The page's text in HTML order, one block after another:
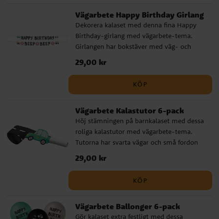
entrén. . ✔ Längd: ca 6 meter ✔ Motiv: ca
17 x 21 cm ✔ Girlang av FSC-certifierat
papper
Vägarbete Happy Birthday Girlang
Dekorera kalaset med denna fina Happy
Birthday-girlang med vägarbete-tema.
Girlangen har bokstäver med väg- och
fordonsdetaljer samt små motiv av bilar,
arbetsfordon och skyltar som passar
perfekt till barn som gillar fordon, vägar
och byggarbetsplatser. Girlangen är ca 150
kalasbordet, på väggen eller vid
presentbordet. ✔ Bredd: ca 150 cm ✔
Happy Birthday-girlang med vägarbete-
motiv ✔ Perfekt dekoration till barnkalas
med fordon, vägar och byggtema
Pris:29,00 kr
29,00 kr
KÖP
Vägarbete Kalastutor 6-pack
Höj stämningen på barnkalaset med dessa
roliga kalastutor med vägarbete-tema.
Tutorna har svarta vägar och små fordon
som motiv, vilket gör dem perfekta till ett
kalas för barn som gillar bilar, vägar och
lekfull detalj att dela ut till gästerna vid
kalaspåsarna. ✔ 6 kalastutor med
Pris:29,00 kr
29,00 kr
KÖP
Vägarbete Ballonger 6-pack
Gör kalaset extra festligt med dessa